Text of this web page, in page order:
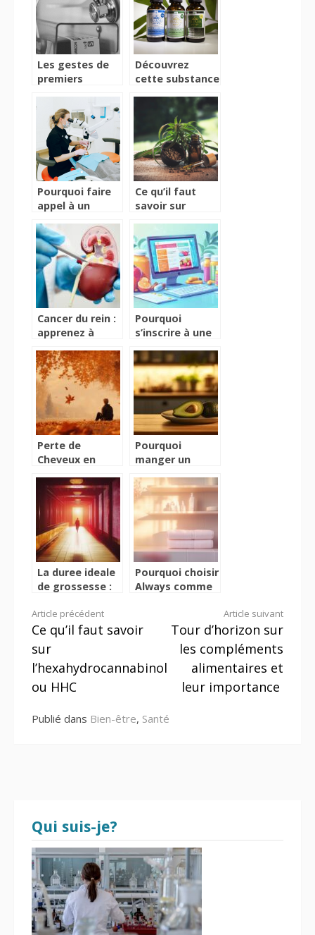
Les gestes de
premiers
Découvrez
cette substance
large spectre
Pourquoi faire
appel à un
Ce qu’il faut
savoir sur
ou HHC
Cancer du rein :
apprenez à
symptômes
Pourquoi
s’inscrire à une
avant
l’ouverture
d’une boutique
de
compléments
alimentaires
Perte de
Cheveux en
Pourquoi et
comment lutter
? 5 vitamines
pour renforcer
vos cheveux
Pourquoi
manger un
peut-il etre
benefique : duel
avec les
collations
classiques du
soir
La duree ideale
de grossesse :
et gestion de la
douleur
Pourquoi choisir
Always comme
un confort
Lire
la
suite
Article précédent
Ce qu’il faut savoir
sur
l’hexahydrocannabinol
ou HHC
Article suivant
Tour d’horizon sur
les compléments
alimentaires et
leur importance
Publié dans Bien-être, Santé
Qui suis-je?